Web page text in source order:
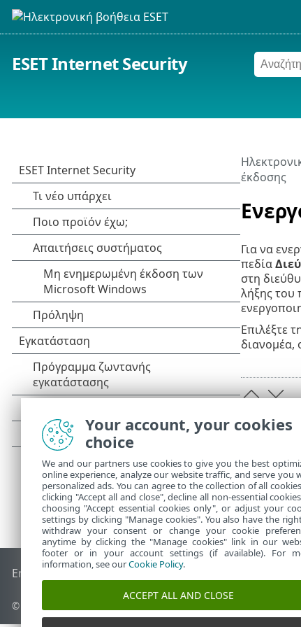
ESET Internet Security
έκδοσης
Για να
πεδία
στη
λήξης του
Επιλέξτε
διανομέα,
End of Life Γνωσιακή βάση ESETΟμάδα συζήτησης ESET
© 1992 - 2025 ESET, spol. s r.o. - Με την επιφύλαξη παντός
Your account, your cookies
choice
We and our partners use cookies to give you the best
online experience, analyze our website traffic, and serve you
personalized ads. You can agree to the collection of all
clicking "Accept all and close", decline all non-essential
choosing "Accept essential cookies only", or adjust your
settings by clicking "Manage cookies". You also have the
withdraw your consent or change your cookie
anytime by clicking the "Manage cookies" link in our
footer or in your account settings (if available). For
information, see ourCookie Policy.
ACCEPT ALL AND CLOSE